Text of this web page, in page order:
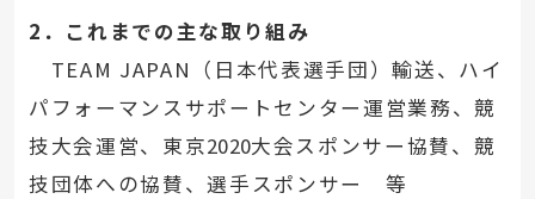
2 ．これまでの主な取り組み
TEAM JAPAN（日本代表選手団）輸送、ハイ
パフォーマンスサポートセンター運営業務、競
技大会運営、東京2020大会スポンサー協賛、競
技団体への協賛、選手スポンサー 等